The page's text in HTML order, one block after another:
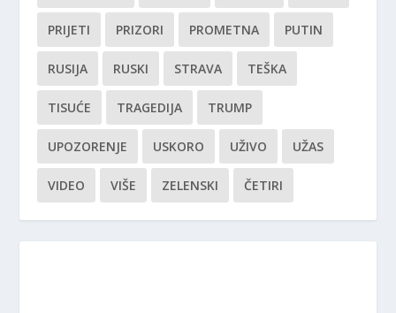
PRIJETI PRIZORI PROMETNA PUTIN
RUSIJA RUSKI STRAVA TEŠKA
TISUĆE TRAGEDIJA TRUMP
UPOZORENJE USKORO UŽIVO UŽAS
VIDEO VIŠE ZELENSKI ČETIRI